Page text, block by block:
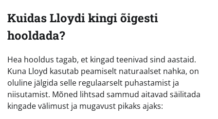
Kuidas Lloydi kingi õigesti
hooldada?
Hea hooldus tagab, et kingad teenivad sind aastaid.
Kuna Lloyd kasutab peamiselt naturaalset nahka, on
oluline jälgida selle regulaarselt puhastamist ja
niisutamist. Mõned lihtsad sammud aitavad säilitada
kingade välimust ja mugavust pikaks ajaks: